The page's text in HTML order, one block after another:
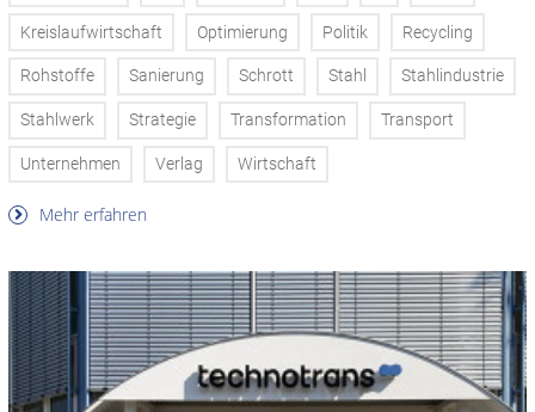
Kreislaufwirtschaft Optimierung Politik Recycling
Rohstoffe Sanierung Schrott Stahl Stahlindustrie
Stahlwerk Strategie Transformation Transport
Unternehmen Verlag Wirtschaft
Mehr erfahren